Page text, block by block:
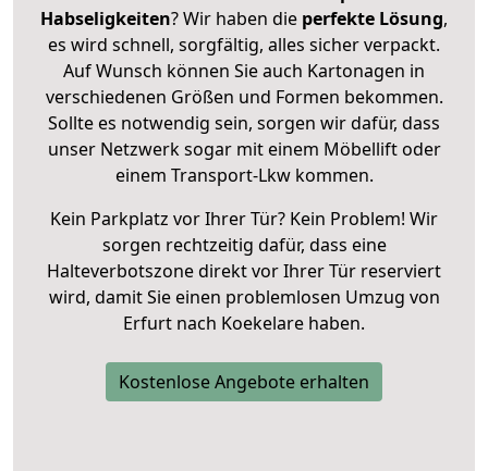
Habseligkeiten? Wir haben die perfekte Lösung,
es wird schnell, sorgfältig, alles sicher verpackt.
Auf Wunsch können Sie auch Kartonagen in
verschiedenen Größen und Formen bekommen.
Sollte es notwendig sein, sorgen wir dafür, dass
unser Netzwerk sogar mit einem Möbellift oder
einem Transport-Lkw kommen.
Kein Parkplatz vor Ihrer Tür? Kein Problem! Wir
sorgen rechtzeitig dafür, dass eine
Halteverbotszone direkt vor Ihrer Tür reserviert
wird, damit Sie einen problemlosen Umzug von
Erfurt nach Koekelare haben.
Kostenlose Angebote erhalten